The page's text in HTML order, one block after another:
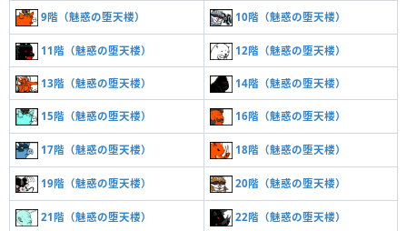
9階（魅惑の堕天楼） 10階（魅惑の堕天楼）
11階（魅惑の堕天楼） 12階（魅惑の堕天楼）
13階（魅惑の堕天楼） 14階（魅惑の堕天楼）
15階（魅惑の堕天楼） 16階（魅惑の堕天楼）
17階（魅惑の堕天楼） 18階（魅惑の堕天楼）
19階（魅惑の堕天楼） 20階（魅惑の堕天楼）
21階（魅惑の堕天楼） 22階（魅惑の堕天楼）